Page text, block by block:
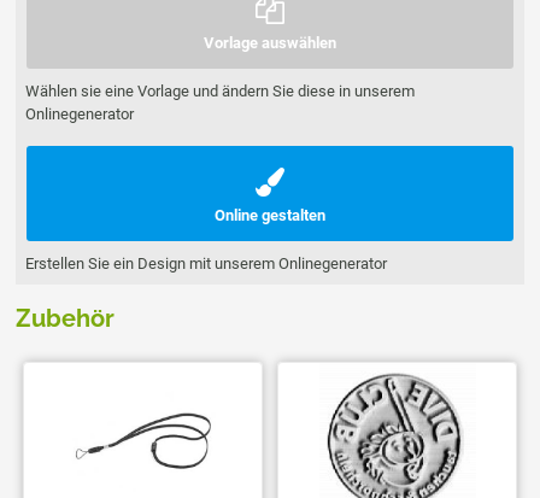
Vorlage auswählen
Wählen sie eine Vorlage und ändern Sie diese in unserem
Onlinegenerator
Online gestalten
Erstellen Sie ein Design mit unserem Onlinegenerator
Zubehör